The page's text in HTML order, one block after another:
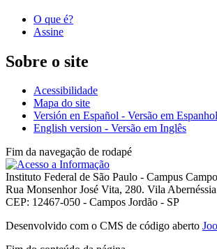
O que é?
Assine
Sobre o site
Acessibilidade
Mapa do site
Versión en Español - Versão em Espanhol
English version - Versão em Inglês
Fim da navegação de rodapé
Instituto Federal de São Paulo - Campus
Rua Monsenhor José Vita, 280. Vila
CEP: 12467-050 - Campos Jordão - SP
Desenvolvido com o CMS de código aberto